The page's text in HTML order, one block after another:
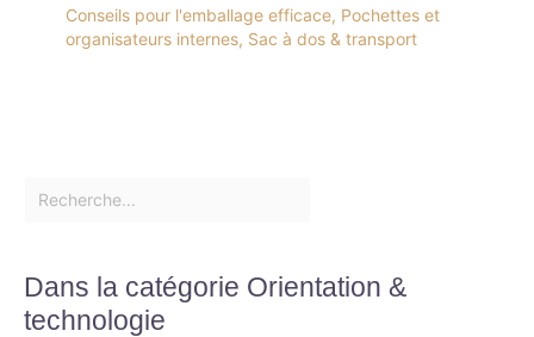
Conseils pour l'emballage efficace, Pochettes et
organisateurs internes, Sac à dos & transport
Dans la catégorie Orientation &
technologie